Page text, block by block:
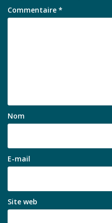
Commentaire *
Nom
E-mail
Site web